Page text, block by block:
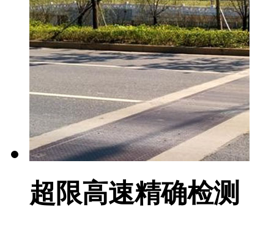
超限高速精确检测